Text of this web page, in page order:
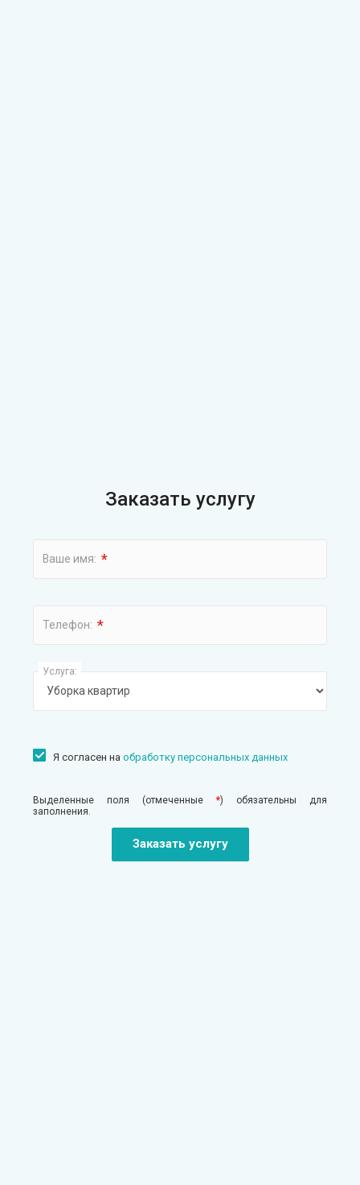
Заказать услугу
Ваше имя: *
Телефон: *
Услуга:
Я согласен на обработку персональных данных
Выделенные поля (отмеченные *) обязательны для
заполнения.